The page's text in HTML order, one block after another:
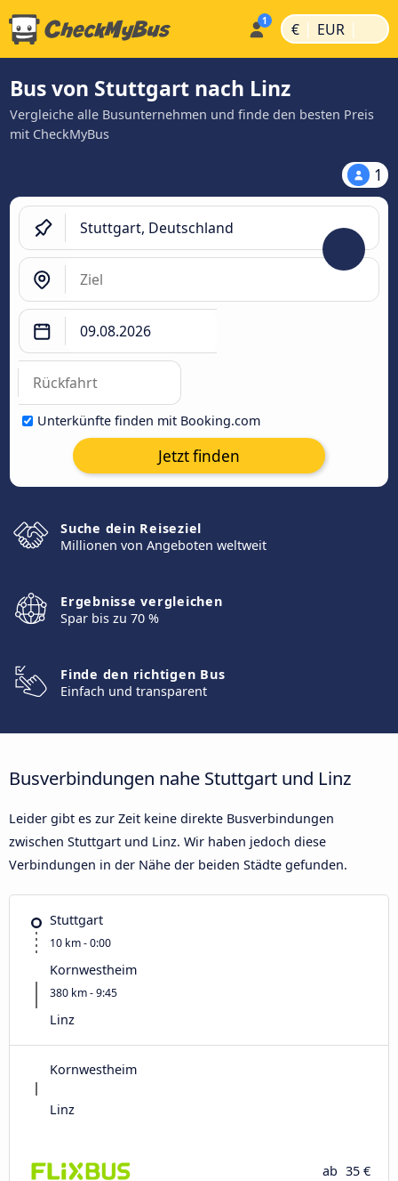
€ | EUR |
Bus von Stuttgart nach Linz
Vergleiche alle Busunternehmen und finde den besten Preis
mit CheckMyBus
1
Unterkünfte finden mit Booking.com
Jetzt finden
Suche dein Reiseziel
Millionen von Angeboten weltweit
Ergebnisse vergleichen
Spar bis zu 70 %
Finde den richtigen Bus
Einfach und transparent
Busverbindungen nahe Stuttgart und Linz
Leider gibt es zur Zeit keine direkte Busverbindungen
zwischen Stuttgart und Linz. Wir haben jedoch diese
Verbindungen in der Nähe der beiden Städte gefunden.
Stuttgart
10 km - 0:00
Kornwestheim
380 km - 9:45
Linz
Kornwestheim
Linz
ab 35 €